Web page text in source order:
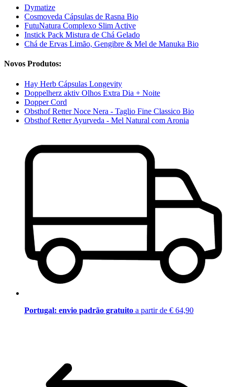
Dymatize
Cosmoveda Cápsulas de Rasna Bio
FutuNatura Complexo Slim Active
Instick Pack Mistura de Chá Gelado
Chá de Ervas Limão, Gengibre & Mel de Manuka Bio
Novos Produtos:
Hay Herb Cápsulas Longevity
Doppelherz aktiv Olhos Extra Dia + Noite
Dopper Cord
Obsthof Retter Noce Nera - Taglio Fine Classico Bio
Obsthof Retter Ayurveda - Mel Natural com Aronia
Portugal: envio padrão gratuito a partir de € 64,90